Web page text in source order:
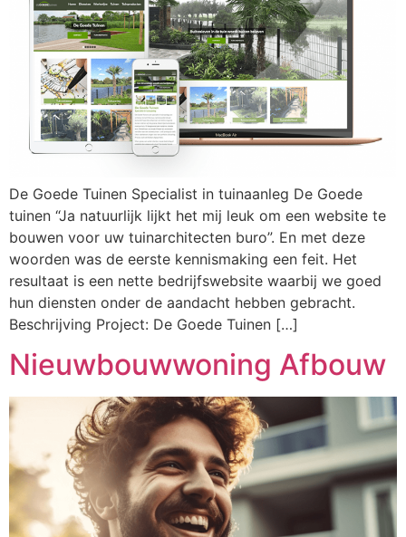
De Goede Tuinen Specialist in tuinaanleg De Goede
tuinen “Ja natuurlijk lijkt het mij leuk om een website te
bouwen voor uw tuinarchitecten buro”. En met deze
woorden was de eerste kennismaking een feit. Het
resultaat is een nette bedrijfswebsite waarbij we goed
hun diensten onder de aandacht hebben gebracht.
Beschrijving Project: De Goede Tuinen […]
Nieuwbouwwoning Afbouw